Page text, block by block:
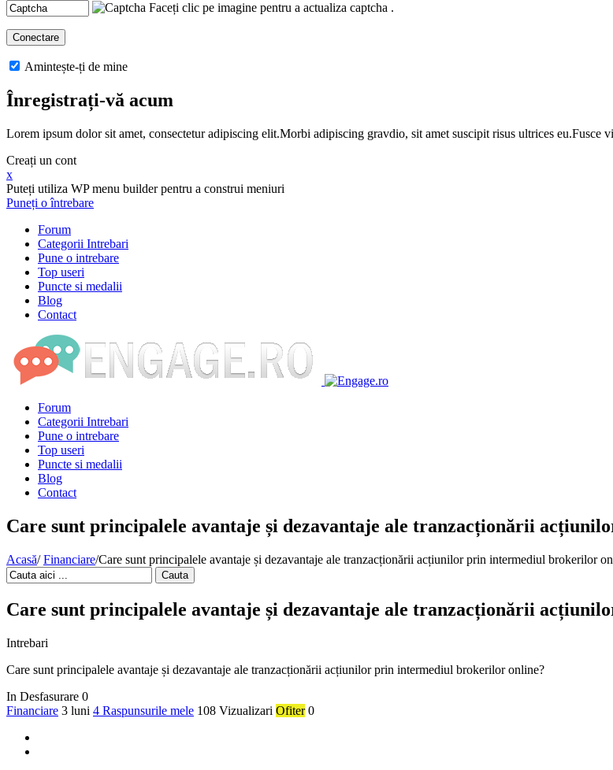
Faceți clic pe imagine pentru a actualiza captcha .
Amintește-ți de mine
Înregistrați-vă acum
Lorem ipsum dolor sit amet, consectetur adipiscing elit.Morbi adipiscing gravdio, sit amet suscipit risus ultrices eu.Fusce
Creați un cont
x
Puteți utiliza WP menu builder pentru a construi meniuri
Puneți o întrebare
Forum
Categorii Intrebari
Pune o intrebare
Top useri
Puncte si medalii
Blog
Contact
Forum
Categorii Intrebari
Pune o intrebare
Top useri
Puncte si medalii
Blog
Contact
Care sunt principalele avantaje și dezavantaje ale tranzacționării
Acasă/ Financiare/Care sunt principalele avantaje și dezavantaje ale tranzacționării acțiunilor prin intermediul brokerilor
Cauta
Care sunt principalele avantaje și dezavantaje ale tranzacționării
Intrebari
Care sunt principalele avantaje și dezavantaje ale tranzacționării acțiunilor prin intermediul brokerilor online?
In Desfasurare 0
Financiare 3 luni 4 Raspunsurile mele 108 Vizualizari Ofiter 0